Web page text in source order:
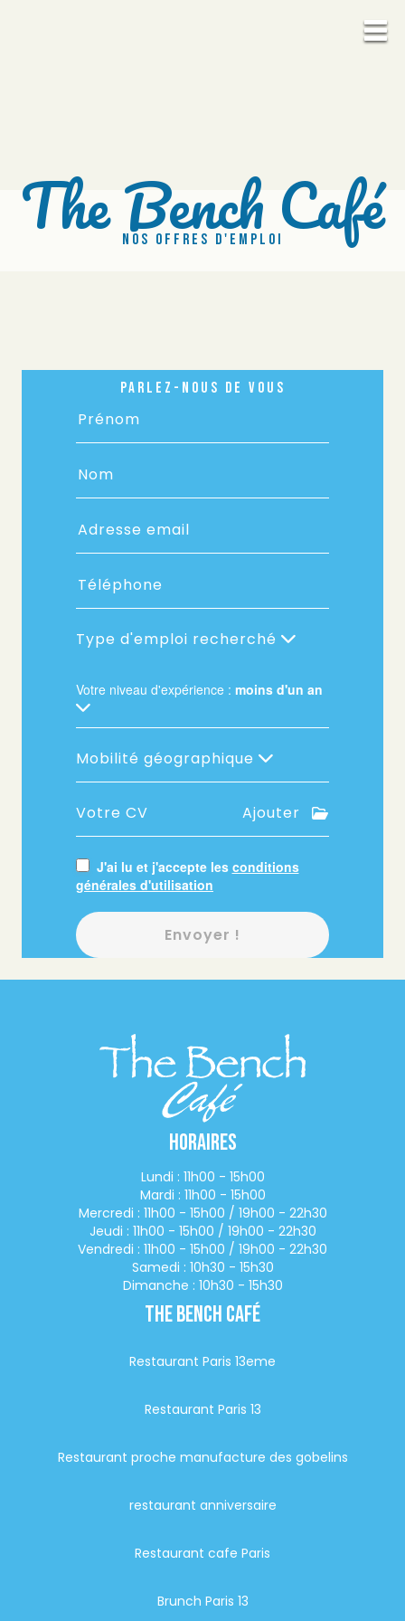
The Bench Café
NOS OFFRES D'EMPLOI
PARLEZ-NOUS DE VOUS
Type d'emploi recherché
Votre niveau d'expérience : moins d'un an
Mobilité géographique
Votre CV Ajouter
J'ai lu et j'accepte les conditions
générales d'utilisation
Envoyer !
Horaires
Lundi : 11h00 - 15h00
Mardi : 11h00 - 15h00
Mercredi : 11h00 - 15h00 / 19h00 - 22h30
Jeudi : 11h00 - 15h00 / 19h00 - 22h30
Vendredi : 11h00 - 15h00 / 19h00 - 22h30
Samedi : 10h30 - 15h30
Dimanche : 10h30 - 15h30
The Bench Café
Restaurant Paris 13eme
Restaurant Paris 13
Restaurant proche manufacture des gobelins
restaurant anniversaire
Restaurant cafe Paris
Brunch Paris 13